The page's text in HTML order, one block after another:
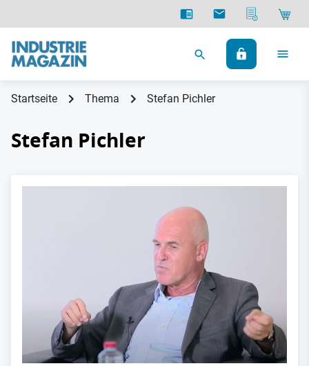
Startseite Thema Stefan Pichler
Stefan Pichler